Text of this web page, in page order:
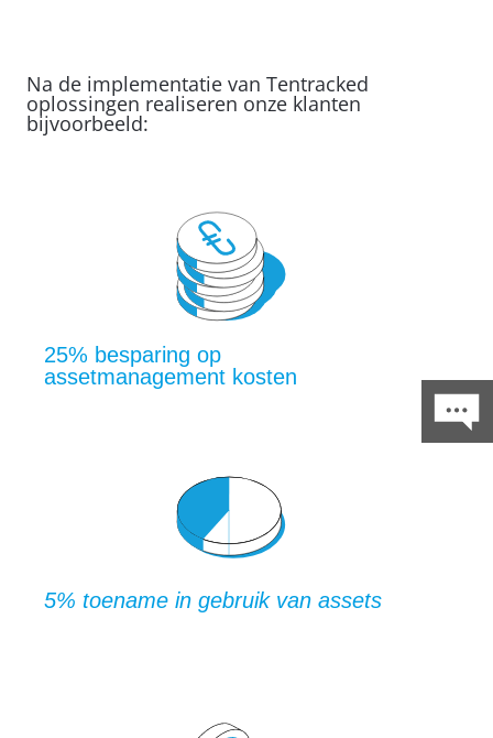
Na de implementatie van Tentracked
oplossingen realiseren onze klanten
bijvoorbeeld:
25% besparing op
assetmanagement kosten
5% toename in gebruik van assets